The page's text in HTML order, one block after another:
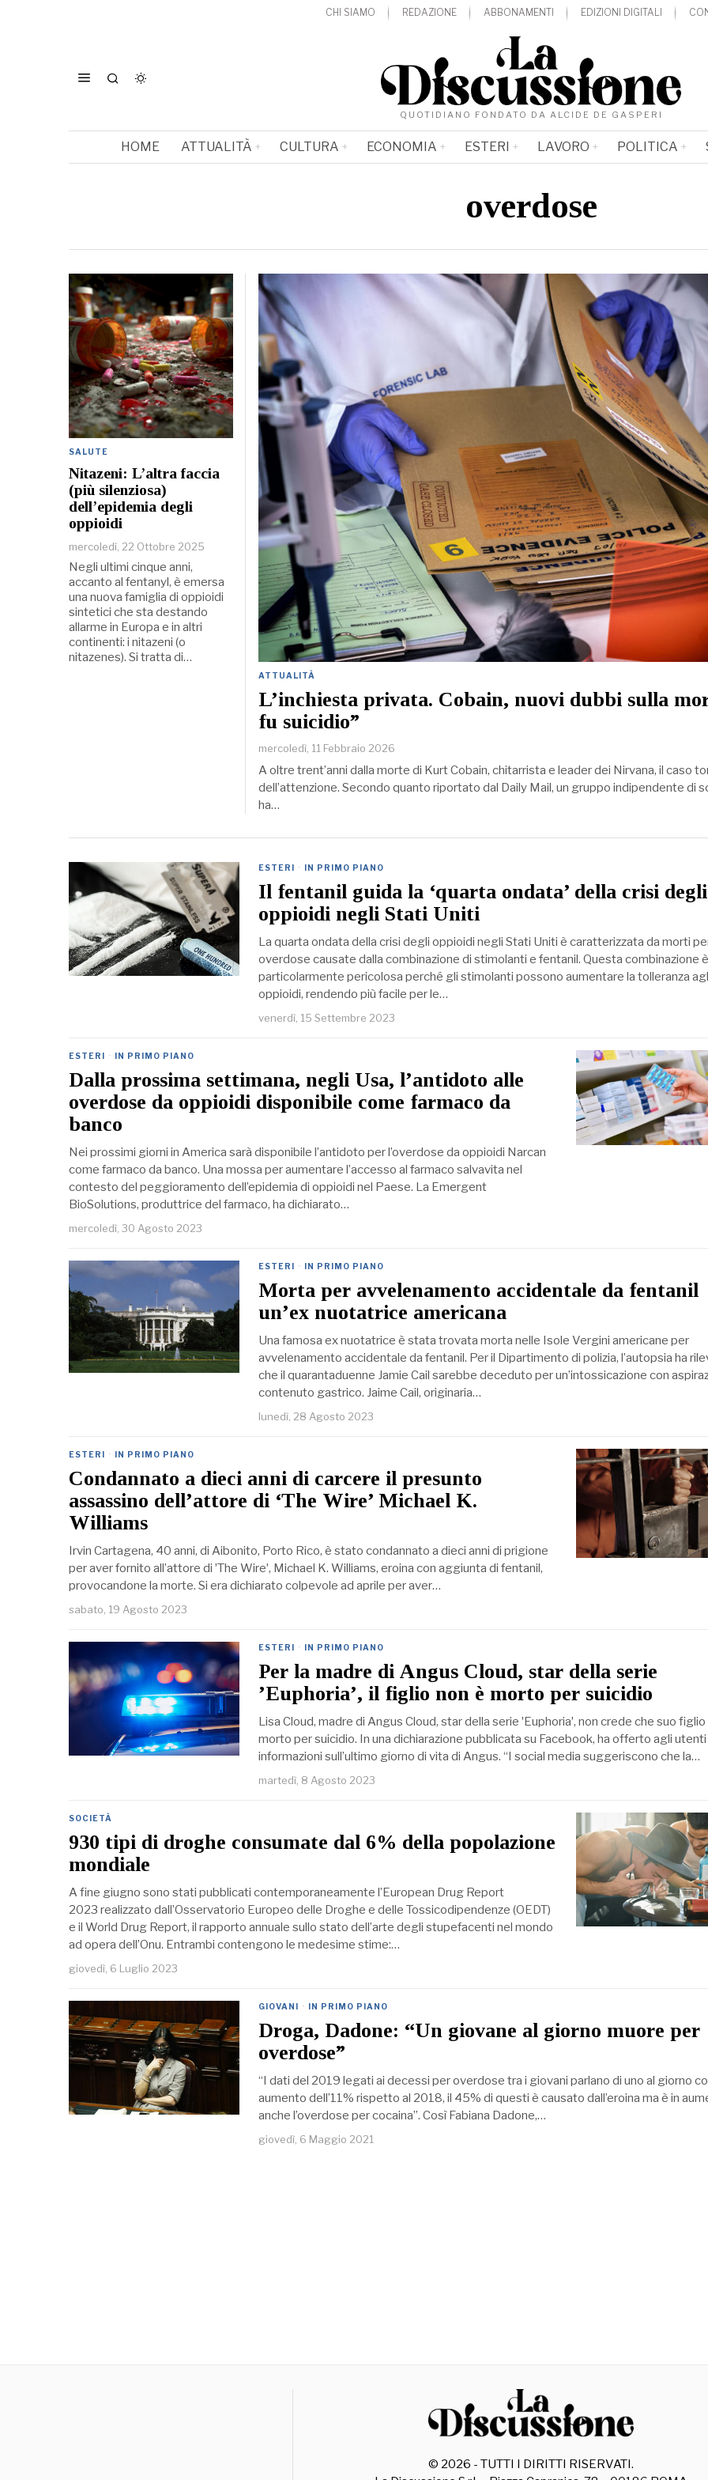
CHI SIAMO REDAZIONE ABBONAMENTI EDIZIONI DIGITALI
QUOTIDIANO FONDATO DA ALCIDE DE GASPERI
HOME ATTUALITÀ CULTURA ECONOMIA ESTERI LAVORO POLITICA
overdose
ATTUALITÀ
L’inchiesta privata. Cobain, nuovi dubbi sulla
fu suicidio”
mercoledì, 11 Febbraio 2026
A oltre trent’anni dalla morte di Kurt Cobain, chitarrista e leader dei Nirvana, il caso
dell’attenzione. Secondo quanto riportato dal Daily Mail, un gruppo indipendente di
ha…
SALUTE
Nitazeni: L’altra faccia
(più silenziosa)
dell’epidemia degli
oppioidi
mercoledì, 22 Ottobre 2025
Negli ultimi cinque anni,
accanto al fentanyl, è emersa
una nuova famiglia di oppioidi
sintetici che sta destando
allarme in Europa e in altri
continenti: i nitazeni (o
nitazenes). Si tratta di…
ESTERI · IN PRIMO PIANO
Il fentanil guida la ‘quarta ondata’ della crisi degli
oppioidi negli Stati Uniti
La quarta ondata della crisi degli oppioidi negli Stati Uniti è caratterizzata da morti
overdose causate dalla combinazione di stimolanti e fentanil. Questa combinazione è
particolarmente pericolosa perché gli stimolanti possono aumentare la tolleranza
oppioidi, rendendo più facile per le…
venerdì, 15 Settembre 2023
ESTERI · IN PRIMO PIANO
Dalla prossima settimana, negli Usa, l’antidoto alle
overdose da oppioidi disponibile come farmaco da
banco
Nei prossimi giorni in America sarà disponibile l’antidoto per l’overdose da oppioidi Narcan
come farmaco da banco. Una mossa per aumentare l’accesso al farmaco salvavita nel
contesto del peggioramento dell’epidemia di oppioidi nel Paese. La Emergent
BioSolutions, produttrice del farmaco, ha dichiarato…
mercoledì, 30 Agosto 2023
ESTERI · IN PRIMO PIANO
Morta per avvelenamento accidentale da fentanil
un’ex nuotatrice americana
Una famosa ex nuotatrice è stata trovata morta nelle Isole Vergini americane per
avvelenamento accidentale da fentanil. Per il Dipartimento di polizia, l’autopsia ha
che il quarantaduenne Jamie Cail sarebbe deceduto per un’intossicazione con
contenuto gastrico. Jaime Cail, originaria…
lunedì, 28 Agosto 2023
ESTERI · IN PRIMO PIANO
Condannato a dieci anni di carcere il presunto
assassino dell’attore di ‘The Wire’ Michael K.
Williams
Irvin Cartagena, 40 anni, di Aibonito, Porto Rico, è stato condannato a dieci anni di prigione
per aver fornito all’attore di ʼThe Wireʼ, Michael K. Williams, eroina con aggiunta di fentanil,
provocandone la morte. Si era dichiarato colpevole ad aprile per aver…
sabato, 19 Agosto 2023
ESTERI · IN PRIMO PIANO
Per la madre di Angus Cloud, star della serie
ʼEuphoriaʼ, il figlio non è morto per suicidio
Lisa Cloud, madre di Angus Cloud, star della serie ʼEuphoriaʼ, non crede che suo figlio
morto per suicidio. In una dichiarazione pubblicata su Facebook, ha offerto agli utenti
informazioni sull’ultimo giorno di vita di Angus. “I social media suggeriscono che la…
martedì, 8 Agosto 2023
SOCIETÀ
930 tipi di droghe consumate dal 6% della popolazione
mondiale
A fine giugno sono stati pubblicati contemporaneamente l’European Drug Report
2023 realizzato dall’Osservatorio Europeo delle Droghe e delle Tossicodipendenze (OEDT)
e il World Drug Report, il rapporto annuale sullo stato dell’arte degli stupefacenti nel mondo
ad opera dell’Onu. Entrambi contengono le medesime stime:…
giovedì, 6 Luglio 2023
GIOVANI · IN PRIMO PIANO
Droga, Dadone: “Un giovane al giorno muore per
overdose”
“I dati del 2019 legati ai decessi per overdose tra i giovani parlano di uno al giorno
aumento dell’11% rispetto al 2018, il 45% di questi è causato dall’eroina ma è in
anche l’overdose per cocaina”. Così Fabiana Dadone,…
giovedì, 6 Maggio 2021
© 2026 - TUTTI I DIRITTI RISERVATI.